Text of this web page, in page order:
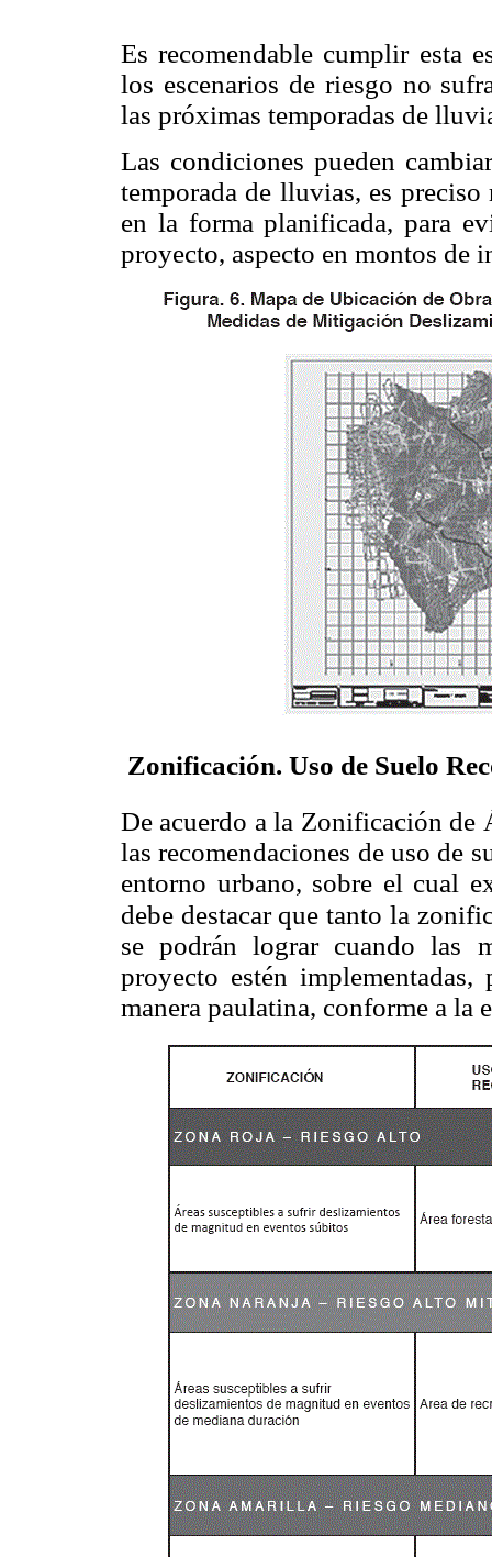
Es recomendable cumplir esta
los escenarios de riesgo no
las próximas temporadas de
Las condiciones pueden
temporada de lluvias, es preciso
en la forma planificada, para
proyecto, aspecto en montos de
 Zonificación. Uso de Suelo
De acuerdo a la Zonificación de
las recomendaciones de uso de
entorno urbano, sobre el cual
debe destacar que tanto la
se podrán lograr cuando las
proyecto estén
manera paulatina, conforme a la